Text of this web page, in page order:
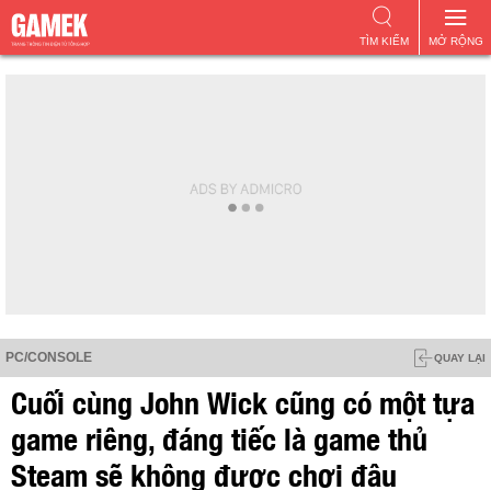
MỞ RỘNG
TÌM KIẾM
PC/CONSOLE QUAY LẠI
Cuối cùng John Wick cũng có một tựa
game riêng, đáng tiếc là game thủ
Steam sẽ không được chơi đâu